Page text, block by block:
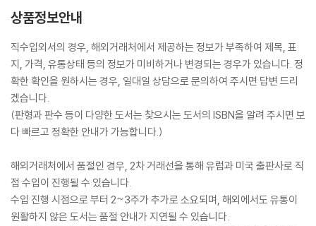
상품정보안내
직수입외서의 경우, 해외거래처에서 제공하는 정보가 부족하여 제목, 표
지, 가격, 유통상태 등의 정보가 미비하거나 변경되는 경우가 있습니다. 정
확한 확인을 원하시는 경우, 일대일 상담으로 문의하여 주시면 답변 드리
겠습니다.
(판형과 판수 등이 다양한 도서는 찾으시는 도서의 ISBN을 알려 주시면 보
다 빠르고 정확한 안내가 가능합니다.)
해외거래처에서 품절인 경우, 2차 거래선을 통해 유럽과 미국 출판사로 직
접 수입이 진행될 수 있습니다.
수입 진행 시점으로 부터 2~3주가 추가로 소요되며, 해외에서도 유통이
원활하지 않은 도서는 품절 안내가 지연될 수 있습니다.